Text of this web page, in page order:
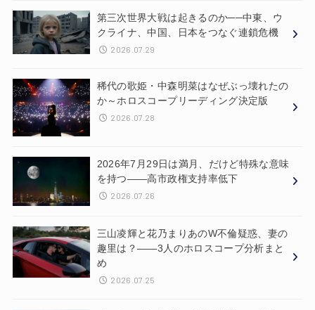
第三次世界大戦は起きるのか──中東、ウ
クライナ、中国、日本をつなぐ連鎖危機
2026.07.29
稀代の歌姫・中森明菜はなぜぶっ壊れたの
か～ホロスコープリーディング決定版
2026.07.28
2026年7月29日は満月、だけど特殊な意味
を持つ——高市政権支持率低下
2026.07.26
三山凌輝と花乃まりあのW不倫疑惑、妻の
趣里は？——3人のホロスコープ分析まと
め
2026.07.25